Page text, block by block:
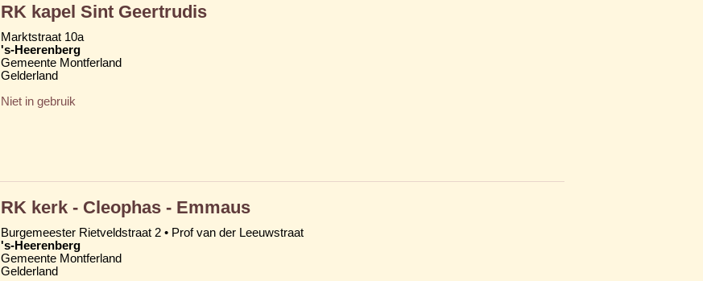
RK kapel Sint Geertrudis
Marktstraat 10a
's-Heerenberg
Gemeente Montferland
Gelderland
Niet in gebruik
RK kerk - Cleophas - Emmaus
Burgemeester Rietveldstraat 2 • Prof van der Leeuwstraat
's-Heerenberg
Gemeente Montferland
Gelderland